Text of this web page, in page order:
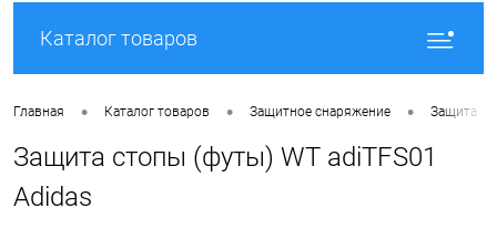
Каталог товаров
Главная • Каталог товаров • Защитное снаряжение • Защита
Защита стопы (футы) WT adiTFS01
Adidas